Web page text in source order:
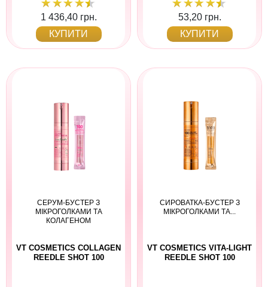
1 436,40 грн.
КУПИТИ
53,20 грн.
КУПИТИ
СЕРУМ-БУСТЕР З
МІКРОГОЛКАМИ ТА
КОЛАГЕНОМ
VT COSMETICS COLLAGEN
REEDLE SHOT 100
СИРОВАТКА-БУСТЕР З
МІКРОГОЛКАМИ ТА...
VT COSMETICS VITA-LIGHT
REEDLE SHOT 100